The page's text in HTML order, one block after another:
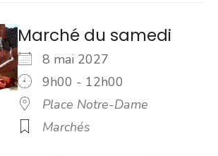
Marché du samedi
8 mai 2027
9h00 - 12h00
Place Notre-Dame
Marchés